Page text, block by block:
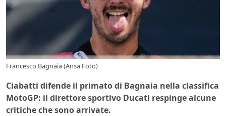
Francesco Bagnaia (Ansa Foto)
Ciabatti difende il primato di Bagnaia nella classifica
MotoGP: il direttore sportivo Ducati respinge alcune
critiche che sono arrivate.